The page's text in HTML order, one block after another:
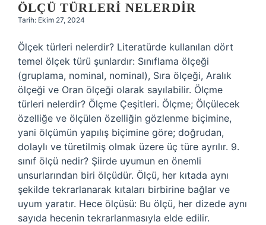
ÖLÇÜ TÜRLERI NELERDIR
Tarih: Ekim 27, 2024
Ölçek türleri nelerdir? Literatürde kullanılan dört
temel ölçek türü şunlardır: Sınıflama ölçeği
(gruplama, nominal, nominal), Sıra ölçeği, Aralık
ölçeği ve Oran ölçeği olarak sayılabilir. Ölçme
türleri nelerdir? Ölçme Çeşitleri. Ölçme; Ölçülecek
özelliğe ve ölçülen özelliğin gözlenme biçimine,
yani ölçümün yapılış biçimine göre; doğrudan,
dolaylı ve türetilmiş olmak üzere üç türe ayrılır. 9.
sınıf ölçü nedir? Şiirde uyumun en önemli
unsurlarından biri ölçüdür. Ölçü, her kıtada aynı
şekilde tekrarlanarak kıtaları birbirine bağlar ve
uyum yaratır. Hece ölçüsü: Bu ölçü, her dizede aynı
sayıda hecenin tekrarlanmasıyla elde edilir.